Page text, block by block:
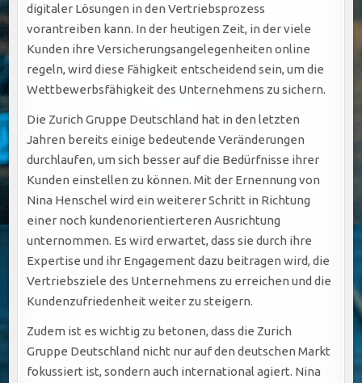
digitaler Lösungen in den Vertriebsprozess
vorantreiben kann. In der heutigen Zeit, in der viele
Kunden ihre Versicherungsangelegenheiten online
regeln, wird diese Fähigkeit entscheidend sein, um die
Wettbewerbsfähigkeit des Unternehmens zu sichern.
Die Zurich Gruppe Deutschland hat in den letzten
Jahren bereits einige bedeutende Veränderungen
durchlaufen, um sich besser auf die Bedürfnisse ihrer
Kunden einstellen zu können. Mit der Ernennung von
Nina Henschel wird ein weiterer Schritt in Richtung
einer noch kundenorientierteren Ausrichtung
unternommen. Es wird erwartet, dass sie durch ihre
Expertise und ihr Engagement dazu beitragen wird, die
Vertriebsziele des Unternehmens zu erreichen und die
Kundenzufriedenheit weiter zu steigern.
Zudem ist es wichtig zu betonen, dass die Zurich
Gruppe Deutschland nicht nur auf den deutschen Markt
fokussiert ist, sondern auch international agiert. Nina